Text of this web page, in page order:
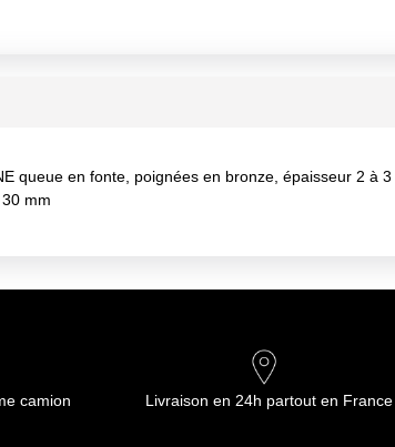
queue en fonte, poignées en bronze, épaisseur 2 à
mm
camion Livraison en 24h partout en France